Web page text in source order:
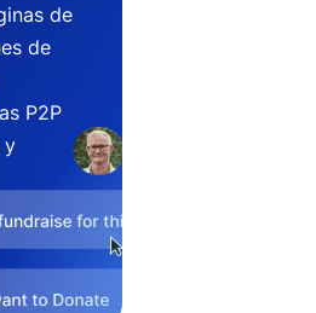
de
de
P2P
y